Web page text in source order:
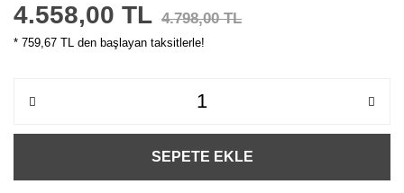
4.558,00 TL 4.798,00 TL
* 759,67 TL den başlayan taksitlerle!
SEPETE EKLE